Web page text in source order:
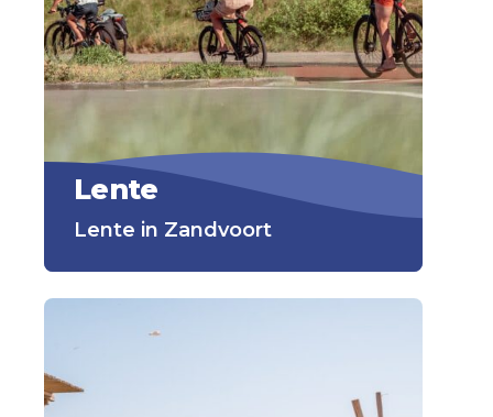
Lente
Lente in Zandvoort